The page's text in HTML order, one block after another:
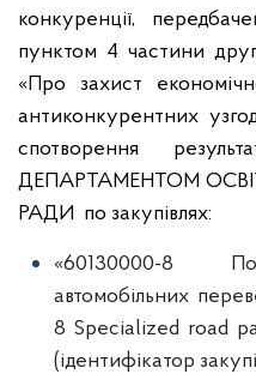
конкуренції,
пунктом 4 частини
«Про захист
антиконкурентних
спотворення
ДЕПАРТАМЕНТОМ
РАДИ по закупівлях:
«60130000-8
автомобільних
8 Specialized road
(ідентифікатор